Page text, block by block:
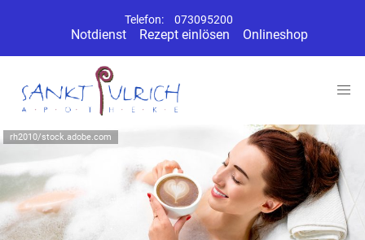
Telefon: 073095200
Notdienst Rezept einlösen Onlineshop
rh2010/stock.adobe.com